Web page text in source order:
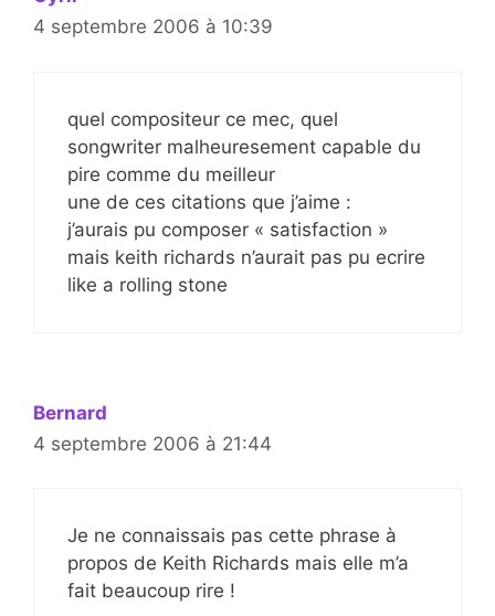
4 septembre 2006 à 10:39
quel compositeur ce mec, quel
songwriter malheuresement capable du
pire comme du meilleur
une de ces citations que j’aime :
j’aurais pu composer « satisfaction »
mais keith richards n’aurait pas pu ecrire
like a rolling stone
Bernard
4 septembre 2006 à 21:44
Je ne connaissais pas cette phrase à
propos de Keith Richards mais elle m’a
fait beaucoup rire !